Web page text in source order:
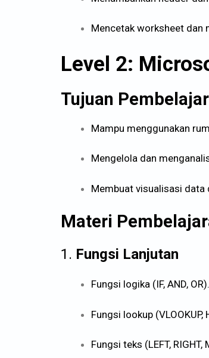
Mencetak worksheet dan
Level 2:
Tujuan
Mampu menggunakan
Mengelola dan
Membuat visualisasi data
Materi
1. Fungsi Lanjutan
Fungsi logika (IF, AND, OR).
Fungsi lookup (VLOOKUP,
Fungsi teks (LEFT, RIGHT,